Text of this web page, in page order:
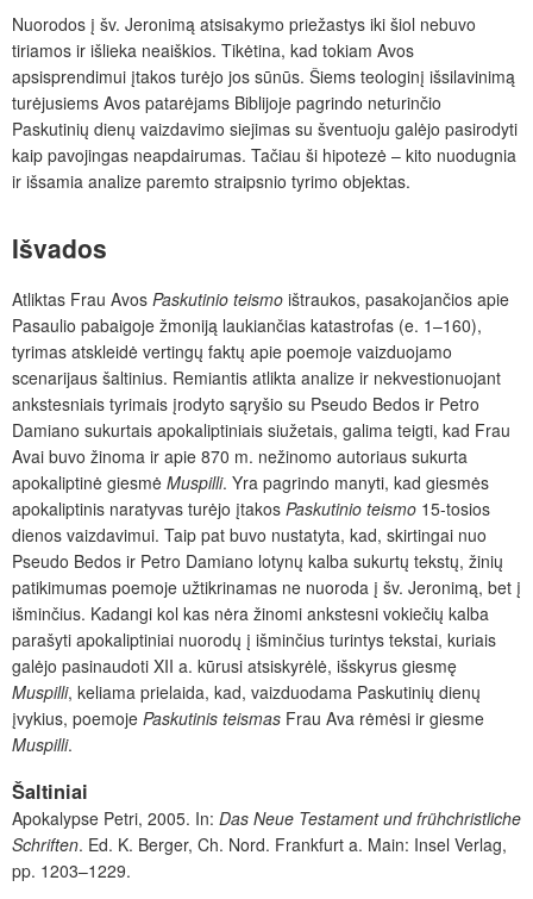
Nuorodos į šv. Jeronimą atsisakymo priežastys iki šiol nebuvo
tiriamos ir išlieka neaiškios. Tikėtina, kad tokiam Avos
apsisprendimui įtakos turėjo jos sūnūs. Šiems teologinį išsilavinimą
turėjusiems Avos patarėjams Biblijoje pagrindo neturinčio
Paskutinių dienų vaizdavimo siejimas su šventuoju galėjo pasirodyti
kaip pavojingas neapdairumas. Tačiau ši hipotezė – kito nuodugnia
ir išsamia analize paremto straipsnio tyrimo objektas.
Išvados
Atliktas Frau Avos Paskutinio teismo ištraukos, pasakojančios apie
Pasaulio pabaigoje žmoniją laukiančias katastrofas (e. 1–160),
tyrimas atskleidė vertingų faktų apie poemoje vaizduojamo
scenarijaus šaltinius. Remiantis atlikta analize ir nekvestionuojant
ankstesniais tyrimais įrodyto sąryšio su Pseudo Bedos ir Petro
Damiano sukurtais apokaliptiniais siužetais, galima teigti, kad Frau
Avai buvo žinoma ir apie 870 m. nežinomo autoriaus sukurta
apokaliptinė giesmė Muspilli. Yra pagrindo manyti, kad giesmės
apokaliptinis naratyvas turėjo įtakos Paskutinio teismo 15-tosios
dienos vaizdavimui. Taip pat buvo nustatyta, kad, skirtingai nuo
Pseudo Bedos ir Petro Damiano lotynų kalba sukurtų tekstų, žinių
patikimumas poemoje užtikrinamas ne nuoroda į šv. Jeronimą, bet į
išminčius. Kadangi kol kas nėra žinomi ankstesni vokiečių kalba
parašyti apokaliptiniai nuorodų į išminčius turintys tekstai, kuriais
galėjo pasinaudoti XII a. kūrusi atsiskyrėlė, išskyrus giesmę
Muspilli, keliama prielaida, kad, vaizduodama Paskutinių dienų
įvykius, poemoje Paskutinis teismas Frau Ava rėmėsi ir giesme
Muspilli.
Šaltiniai
Apokalypse Petri, 2005. In: Das Neue Testament und frühchristliche
Schriften. Ed. K. Berger, Ch. Nord. Frankfurt a. Main: Insel Verlag,
pp. 1203–1229.